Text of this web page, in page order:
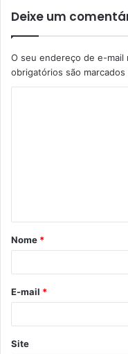
Deixe um
O seu endereço de e-mail
obrigatórios são marcados
Nome *
E-mail *
Site